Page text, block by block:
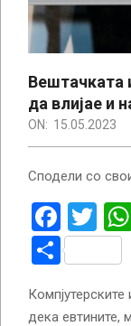
Вештачката
да влијае и
ON: 15.05.2023
Сподели со
Share
дека евтините,